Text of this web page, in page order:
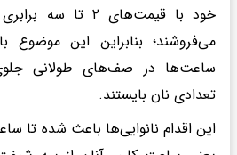
خود با قیمت‌های
می‌فروشند؛ بنابراین این
ساعت‌ها در صف‌های طولانی جلوی
تعدادی نان بایستند.
این اقدام نانوایی‌ها باعث شده تا